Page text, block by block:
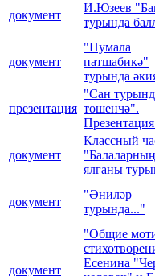
документ
И.Юзеев
турында
документ
"Пумала
патшабикә"
турында
презентация
"Сан
төшенчә".
документ
Классный
"Балаларның
ялганы
документ
"Әниләр
турында..."
документ
"Общие
Есенина